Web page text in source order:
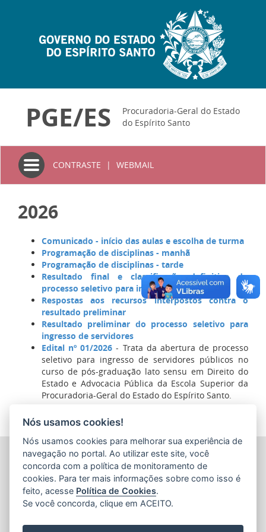
PGE/ES
Procuradoria-Geral do Estado
do Espírito Santo
Toggle
navigation
CONTRASTE | WEBMAIL
2026
Comunicado - início das aulas e escolha de turma
Programação de disciplinas - manhã
Programação de disciplinas - tarde
Resultado final e classificação definitiva do
processo seletivo para ingresso de servidores
Respostas aos recursos interpostos contra o
resultado preliminar
Resultado preliminar do processo seletivo para
ingresso de servidores
Edital nº 01/2026 - Trata da abertura de processo
seletivo para ingresso de servidores públicos no
curso de pós-graduação lato sensu em Direito do
Estado e Advocacia Pública da Escola Superior da
Procuradoria-Geral do Estado do Espírito Santo.
PROCURADORIA-GERAL DO ESTADO DO ESPÍRITO SANTO
(PGE/ES)
Av. Nossa Senhora da Penha, 1590 - Barro Vermelho
CEP: 29057-550 - Vitória / ES
Tel.: (27) 3636-5050
Nós usamos cookies!
Nós usamos cookies para melhorar sua experiência de
navegação no portal. Ao utilizar este site, você
concorda com a política de monitoramento de
cookies. Para ter mais informações sobre como isso é
feito, acesse Política de Cookies.
Se você concorda, clique em ACEITO.